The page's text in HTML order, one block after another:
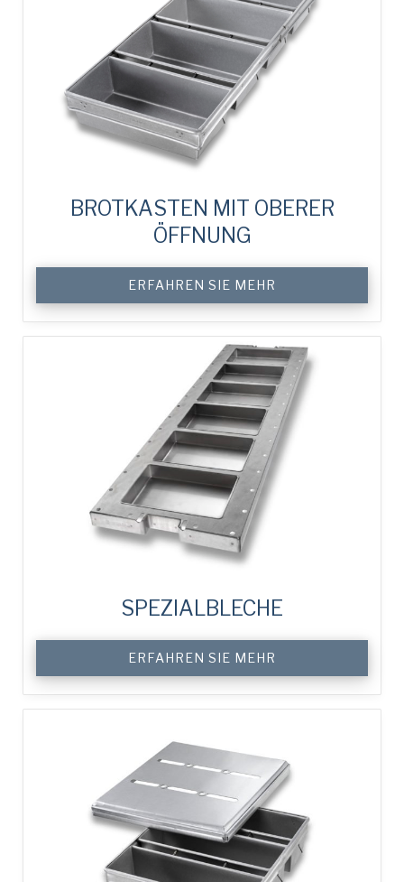
Konvexe Formböden sorgen für ein flachen
Brötchenboden nach dem Abkühlen. Sie helfen
auch, das Teigstück in der Form zu zentrieren.
Gesteppte Formböden verbessern die
Wärmeverteilung, simulieren den Boden eines
herdgebackenen Brötchens und verleihen dem
BROTKASTEN MIT OBERER
ÖFFNUNG
ERFAHREN SIE MEHR
SPEZIALBLECHE
ERFAHREN SIE MEHR